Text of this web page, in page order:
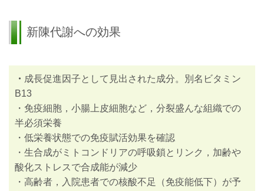
新陳代謝への効果
・ 成長促進因子として見出された成分。別名ビタミン
B13
・免疫細胞，小腸上皮細胞など，分裂盛んな組織での
半必須栄養
・低栄養状態での免疫賦活効果を確認
・生合成がミトコンドリアの呼吸鎖とリンク，加齢や
酸化ストレスで合成能が減少
・高齢者，入院患者での核酸不足（免疫能低下）が予